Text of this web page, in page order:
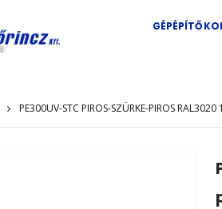
GÉPÉPÍTŐ
PE300UV-STC PIROS-SZÜRKE-PIROS